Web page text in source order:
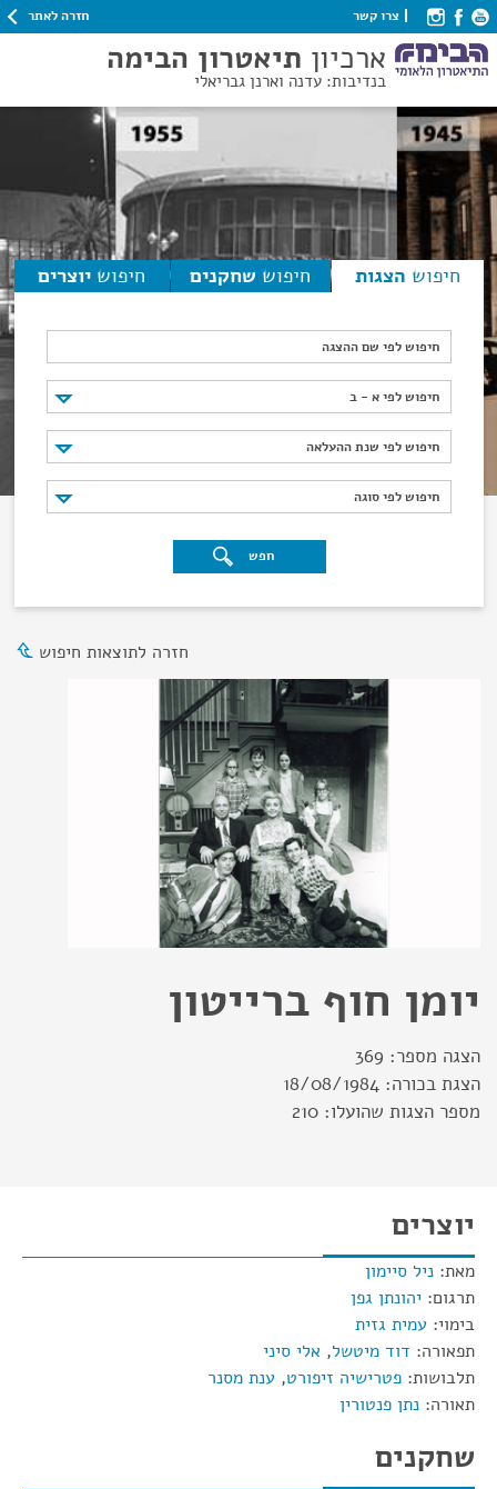
צרו קשר חזרה לאתר
ארכיון תיאטרון הבימה
בנדיבות: עדנה וארנן גבריאלי
חיפוש הצגות חיפוש שחקנים חיפוש יוצרים
חיפוש לפי שם ההצגה
חיפוש לפי א - ב
חיפוש לפי א - ב
חיפוש לפי שנת ההעלאה
חיפוש לפי שנת ההעלאה
חיפוש לפי סוגה
חיפוש לפי סוגה
חפש
חזרה לתוצאות חיפוש
יומן חוף ברייטון
הצגה מספר: 369
הצגת בכורה: 18/08/1984
מספר הצגות שהועלו: 210
יוצרים
מאת: ניל סיימון
תרגום: יהונתן גפן
בימוי: עמית גזית
תפאורה: דוד מיטשל, אלי סיני
תלבושות: פטרישיה זיפורט, ענת מסנר
תאורה: נתן פנטורין
שחקנים